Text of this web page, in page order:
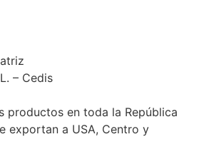
– Cedis
productos en toda la República
exportan a USA, Centro y